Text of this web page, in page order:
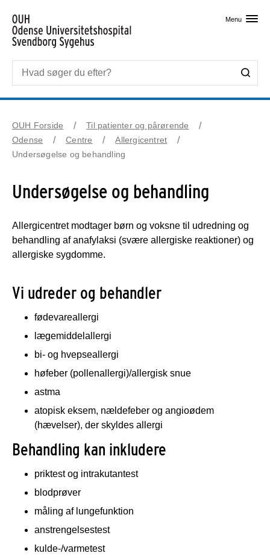
Menu
OUH Forside
Til patienter og pårørende
Odense
Centre
Allergicentret
Undersøgelse og behandling
Undersøgelse og behandling
Allergicentret modtager børn og voksne til udredning og
behandling af anafylaksi (svære allergiske reaktioner) og
allergiske sygdomme.
Vi udreder og behandler
fødevareallergi
lægemiddelallergi
bi- og hvepseallergi
høfeber (pollenallergi)/allergisk snue
astma
atopisk eksem, nældefeber og angioødem
(hævelser), der skyldes allergi
Behandling kan inkludere
priktest og intrakutantest
blodprøver
måling af lungefunktion
anstrengelsestest
kulde-/varmetest